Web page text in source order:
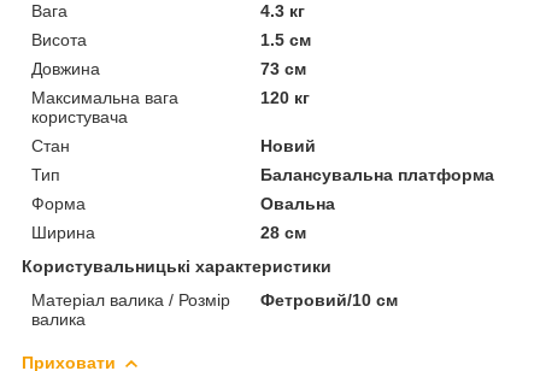
Вага
4.3 кг
Висота
1.5 см
Довжина
73 см
Максимальна вага
користувача
120 кг
Стан
Новий
Тип
Балансувальна платформа
Форма
Овальна
Ширина
28 см
Користувальницькі характеристики
Матеріал валика / Розмір
валика
Фетровий/10 см
Приховати